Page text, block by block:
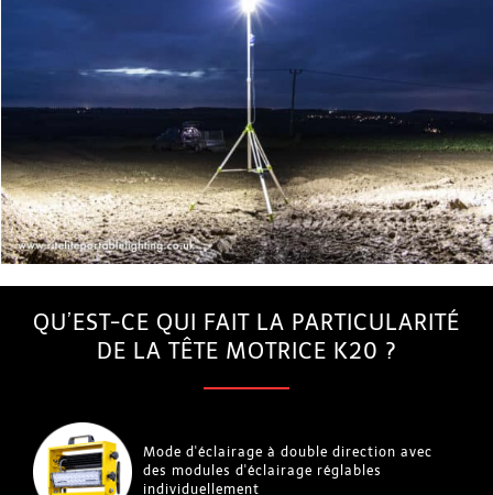
QU’EST-CE QUI FAIT LA PARTICULARITÉ
DE LA TÊTE MOTRICE K20 ?
Mode d'éclairage à double direction avec
des modules d'éclairage réglables
individuellement